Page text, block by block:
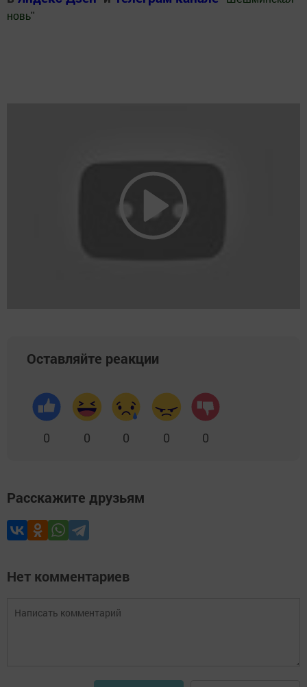
новь"
Оставляйте реакции
0 0 0 0 0
Расскажите друзьям
Нет комментариев